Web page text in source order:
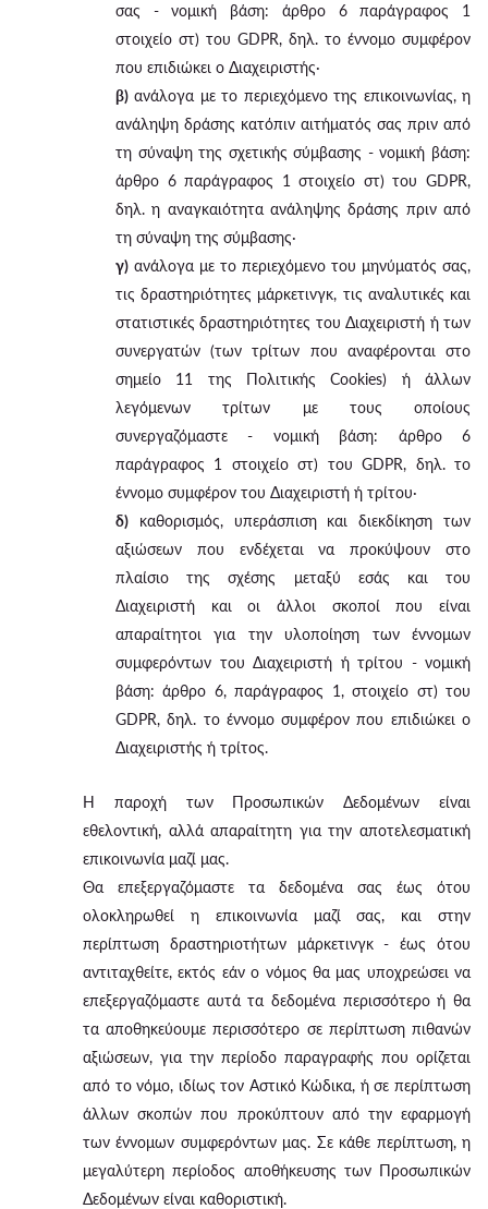
σας - νομική βάση: άρθρο 6 παράγραφος 1
στοιχείο στ) του GDPR, δηλ. το έννομο συμφέρον
που επιδιώκει ο Διαχειριστής·
β) ανάλογα με το περιεχόμενο της επικοινωνίας, η
ανάληψη δράσης κατόπιν αιτήματός σας πριν από
τη σύναψη της σχετικής σύμβασης - νομική βάση:
άρθρο 6 παράγραφος 1 στοιχείο στ) του GDPR,
δηλ. η αναγκαιότητα ανάληψης δράσης πριν από
τη σύναψη της σύμβασης·
γ) ανάλογα με το περιεχόμενο του μηνύματός σας,
τις δραστηριότητες μάρκετινγκ, τις αναλυτικές και
στατιστικές δραστηριότητες του Διαχειριστή ή των
συνεργατών (των τρίτων που αναφέρονται στο
σημείο 11 της Πολιτικής Cookies) ή άλλων
λεγόμενων τρίτων με τους οποίους
συνεργαζόμαστε - νομική βάση: άρθρο 6
παράγραφος 1 στοιχείο στ) του GDPR, δηλ. το
έννομο συμφέρον του Διαχειριστή ή τρίτου·
δ) καθορισμός, υπεράσπιση και διεκδίκηση των
αξιώσεων που ενδέχεται να προκύψουν στο
πλαίσιο της σχέσης μεταξύ εσάς και του
Διαχειριστή και οι άλλοι σκοποί που είναι
απαραίτητοι για την υλοποίηση των έννομων
συμφερόντων του Διαχειριστή ή τρίτου - νομική
βάση: άρθρο 6, παράγραφος 1, στοιχείο στ) του
GDPR, δηλ. το έννομο συμφέρον που επιδιώκει ο
Διαχειριστής ή τρίτος.
Η παροχή των Προσωπικών Δεδομένων είναι
εθελοντική, αλλά απαραίτητη για την αποτελεσματική
επικοινωνία μαζί μας.
Θα επεξεργαζόμαστε τα δεδομένα σας έως ότου
ολοκληρωθεί η επικοινωνία μαζί σας, και στην
περίπτωση δραστηριοτήτων μάρκετινγκ - έως ότου
αντιταχθείτε, εκτός εάν ο νόμος θα μας υποχρεώσει να
επεξεργαζόμαστε αυτά τα δεδομένα περισσότερο ή θα
τα αποθηκεύουμε περισσότερο σε περίπτωση πιθανών
αξιώσεων, για την περίοδο παραγραφής που ορίζεται
από το νόμο, ιδίως τον Αστικό Κώδικα, ή σε περίπτωση
άλλων σκοπών που προκύπτουν από την εφαρμογή
των έννομων συμφερόντων μας. Σε κάθε περίπτωση, η
μεγαλύτερη περίοδος αποθήκευσης των Προσωπικών
Δεδομένων είναι καθοριστική.